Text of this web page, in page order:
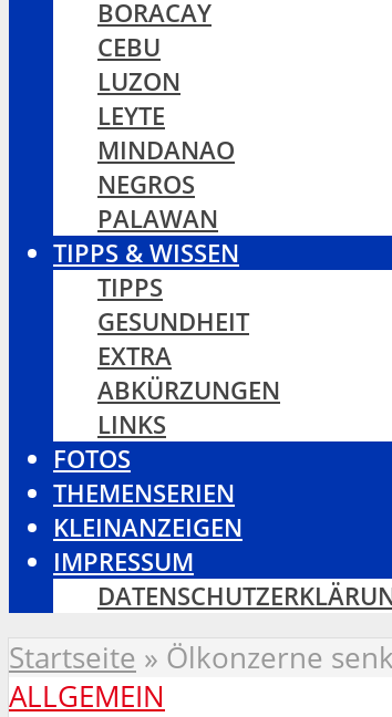
BORACAY
CEBU
LUZON
LEYTE
MINDANAO
NEGROS
PALAWAN
TIPPS & WISSEN
TIPPS
GESUNDHEIT
EXTRA
ABKÜRZUNGEN
LINKS
FOTOS
THEMENSERIEN
KLEINANZEIGEN
IMPRESSUM
Startseite » Ölkonzerne
ALLGEMEIN